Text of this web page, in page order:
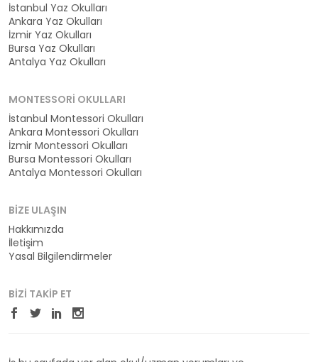
İstanbul Yaz Okulları
Ankara Yaz Okulları
İzmir Yaz Okulları
Bursa Yaz Okulları
Antalya Yaz Okulları
MONTESSORI OKULLARI
İstanbul Montessori Okulları
Ankara Montessori Okulları
İzmir Montessori Okulları
Bursa Montessori Okulları
Antalya Montessori Okulları
BIZE ULAŞIN
Hakkımızda
İletişim
Yasal Bilgilendirmeler
BIZI TAKIP ET